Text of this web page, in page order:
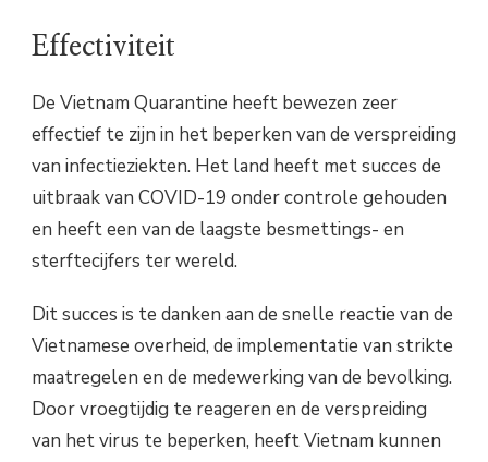
Effectiviteit
De Vietnam Quarantine heeft bewezen zeer
effectief te zijn in het beperken van de verspreiding
van infectieziekten. Het land heeft met succes de
uitbraak van COVID-19 onder controle gehouden
en heeft een van de laagste besmettings- en
sterftecijfers ter wereld.
Dit succes is te danken aan de snelle reactie van de
Vietnamese overheid, de implementatie van strikte
maatregelen en de medewerking van de bevolking.
Door vroegtijdig te reageren en de verspreiding
van het virus te beperken, heeft Vietnam kunnen